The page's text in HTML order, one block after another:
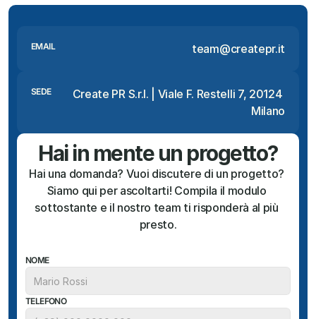
EMAIL team@createpr.it
SEDE
Create PR S.r.l. | Viale F. Restelli 7, 20124
Milano
Hai in mente un progetto?
Hai una domanda? Vuoi discutere di un progetto?
Siamo qui per ascoltarti! Compila il modulo
sottostante e il nostro team ti risponderà al più
presto.
NOME
TELEFONO